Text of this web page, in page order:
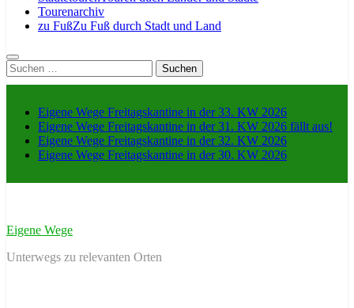
Tourenarchiv
zu FußZu Fuß durch Stadt und Land
Suche
nach:
Eigene Wege Freitagskantine in der 33. KW 2026
Eigene Wege Freitagskantine in der 31. KW 2026 fällt aus!
Eigene Wege Freitagskantine in der 32. KW 2026
Eigene Wege Freitagskantine in der 30. KW 2026
Eigene Wege
Unterwegs zu relevanten Orten